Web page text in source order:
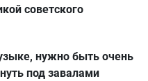
советского
нужно быть очень
под завалами